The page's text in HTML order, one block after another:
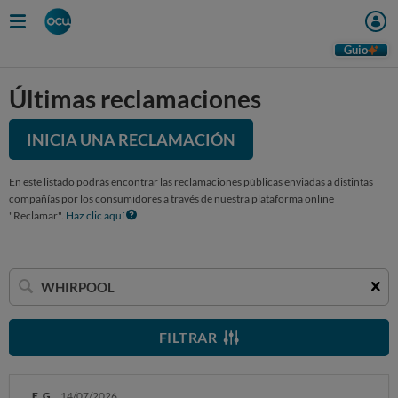
Guio
Últimas reclamaciones
INICIA UNA RECLAMACIÓN
En este listado podrás encontrar las reclamaciones públicas enviadas a distintas
compañías por los consumidores a través de nuestra plataforma online
"Reclamar". Haz clic aquí
Buscar
una
empresa
FILTRAR